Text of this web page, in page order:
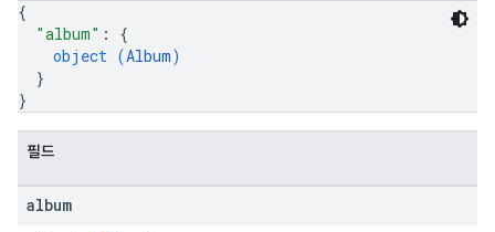
{
"album" : {
object (Album)
}
}
필드
album